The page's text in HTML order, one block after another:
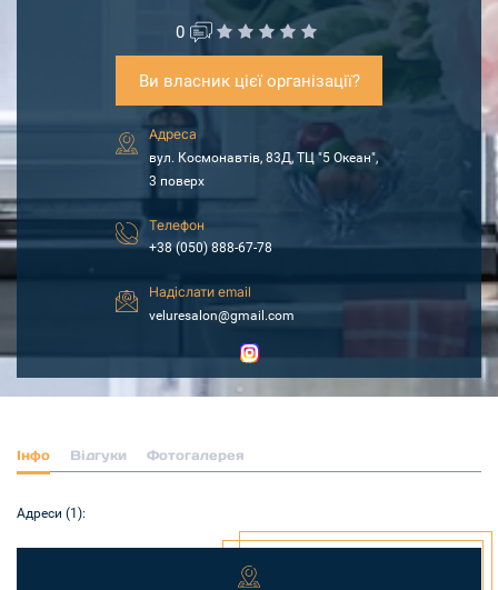
0
Ви власник цієї організації?
Адреса
вул. Космонавтів, 83Д, ТЦ "5 Океан",
3 поверх
Телефон
+38 (050) 888-67-78
Надіслати email
veluresalon@gmail.com
Інфо Відгуки Фотогалерея
Адреси (1):